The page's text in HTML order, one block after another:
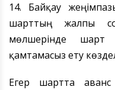
14. Байқау
шарттың жалпы
мөлшерінде шарт
қамтамасыз ету
Егер шартта